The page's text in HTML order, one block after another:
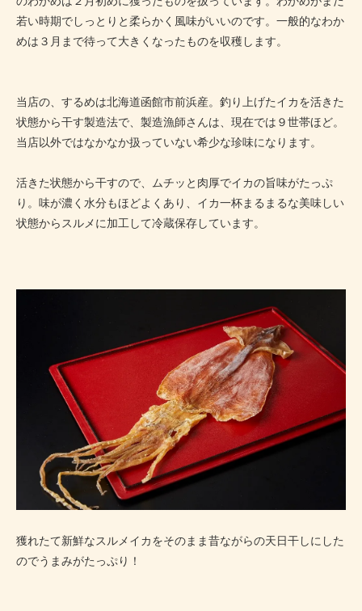
若い時期でしっとりと柔らかく風味がいいのです。一般的なわか
めは３月まで待って大きくなったものを収穫します。
当店の、するめは北海道函館市前浜産。釣り上げたイカを活きた
状態から干す製造法で、製造漁師さんは、現在では９世帯ほど。
当店以外ではなかなか扱っていない希少な珍味になります。
活きた状態から干すので、ムチッと肉厚でイカの旨味がたっぷ
り。味が濃く水分もほどよくあり、イカ一杯まるまるな美味しい
状態からスルメに加工して冷蔵保存しています。
獲れたて新鮮なスルメイカをそのまま昔ながらの天日干しにした
のでうまみがたっぷり！